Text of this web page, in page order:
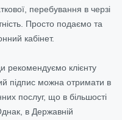
перебування в черзі
Просто подаємо та
кабінет.
рекомендуємо клієнту
підпис можна отримати в
послуг, що в більшості
в Державній